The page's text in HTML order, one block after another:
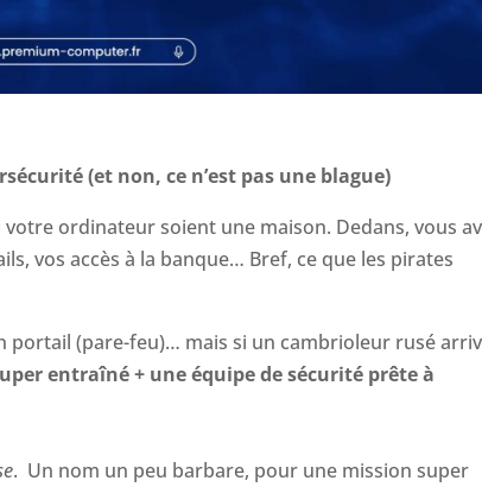
(et non, ce n’est pas une blague)
ordinateur soient une maison. Dedans, vous
vos accès à la banque… Bref, ce que les pirates
portail (pare-feu)… mais si un cambrioleur rusé
entraîné + une équipe de sécurité prête à
. Un nom un peu barbare, pour une mission super